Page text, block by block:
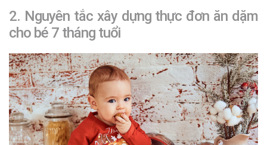
2. Nguyên tắc xây dựng thực đơn ăn dặm
cho bé 7 tháng tuổi